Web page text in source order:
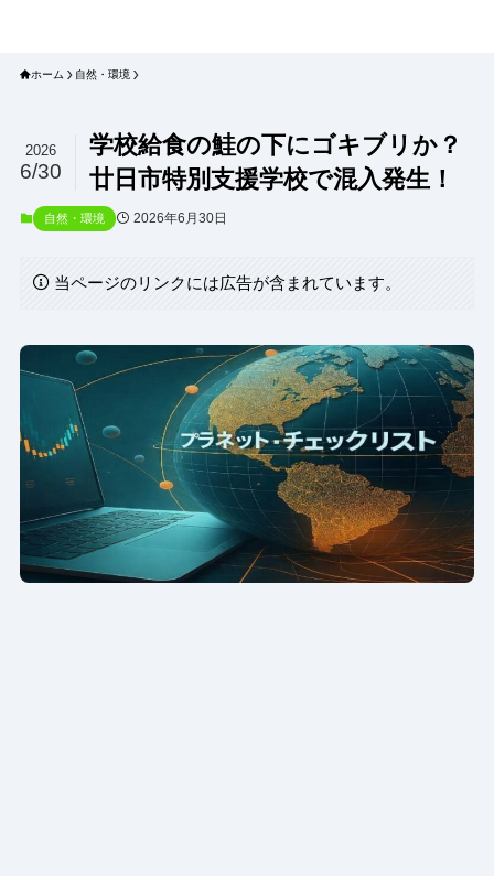
ホーム 自然・環境
学校給食の鮭の下にゴキブリか？
廿日市特別支援学校で混入発生！
2026
6/30
自然・環境 2026年6月30日
当ページのリンクには広告が含まれています。